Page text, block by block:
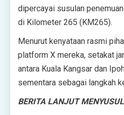
dipercayai susulan
di Kilometer 265 (KM265).
Menurut kenyataan rasmi
platform X mereka, setakat
antara Kuala Kangsar dan
sementara sebagai langkah
BERITA LANJUT MENYUSUL